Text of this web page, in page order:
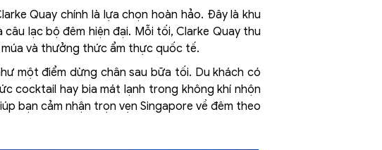
Quay chính là lựa chọn hoàn hảo. Đây là khu
lạc bộ đêm hiện đại. Mỗi tối, Clarke Quay thu
và thưởng thức ẩm thực quốc tế.
một điểm dừng chân sau bữa tối. Du khách có
cocktail hay bia mát lạnh trong không khí nhộn
bạn cảm nhận trọn vẹn Singapore về đêm theo